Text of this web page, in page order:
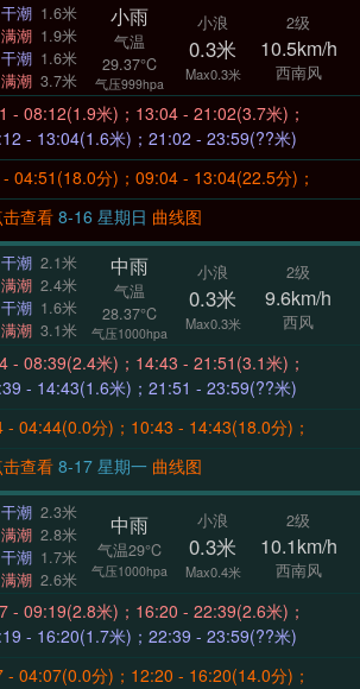
干潮 1.6米
满潮 1.9米
干潮 1.6米
满潮 3.7米
小雨
气温
29.37°C
气压999hpa
小浪
0.3米
Max0.3米
2级
10.5km/h
西南风
间： 04:51 - 08:12(1.9米)；13:04 - 21:02(3.7米)；
时间： 08:12 - 13:04(1.6米)；21:02 - 23:59(??米)
04:51(18.0分)；09:04 - 13:04(22.5分)；
击查看
8-16 星期日 曲线图
干潮 2.1米
满潮 2.4米
干潮 1.6米
满潮 3.1米
中雨
气温
28.37°C
气压1000hpa
小浪
0.3米
Max0.3米
2级
9.6km/h
西风
间： 04:44 - 08:39(2.4米)；14:43 - 21:51(3.1米)；
时间： 08:39 - 14:43(1.6米)；21:51 - 23:59(??米)
- 04:44(0.0分)；10:43 - 14:43(18.0分)；
击查看
8-17 星期一 曲线图
干潮 2.3米
满潮 2.8米
干潮 1.7米
满潮 2.6米
中雨
气温29°C
气压1000hpa
小浪
0.3米
Max0.4米
2级
10.1km/h
西南风
间： 04:07 - 09:19(2.8米)；16:20 - 22:39(2.6米)；
时间： 09:19 - 16:20(1.7米)；22:39 - 23:59(??米)
- 04:07(0.0分)；12:20 - 16:20(14.0分)；